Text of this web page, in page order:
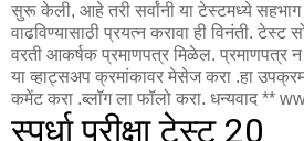
सुरू केली, आहे तरी सर्वांनी या टेस्टमध्ये सहभाग
वाढविण्यासाठी प्रयत्न करावा ही विनंती.
वरती आकर्षक प्रमाणपत्र मिळेल. प्रमाणपत्र
या व्हाट्सअप क्रमांकावर मेसेज करा .हा
कमेंट करा .ब्लॉग ला फॉलो करा. धन्यवाद **